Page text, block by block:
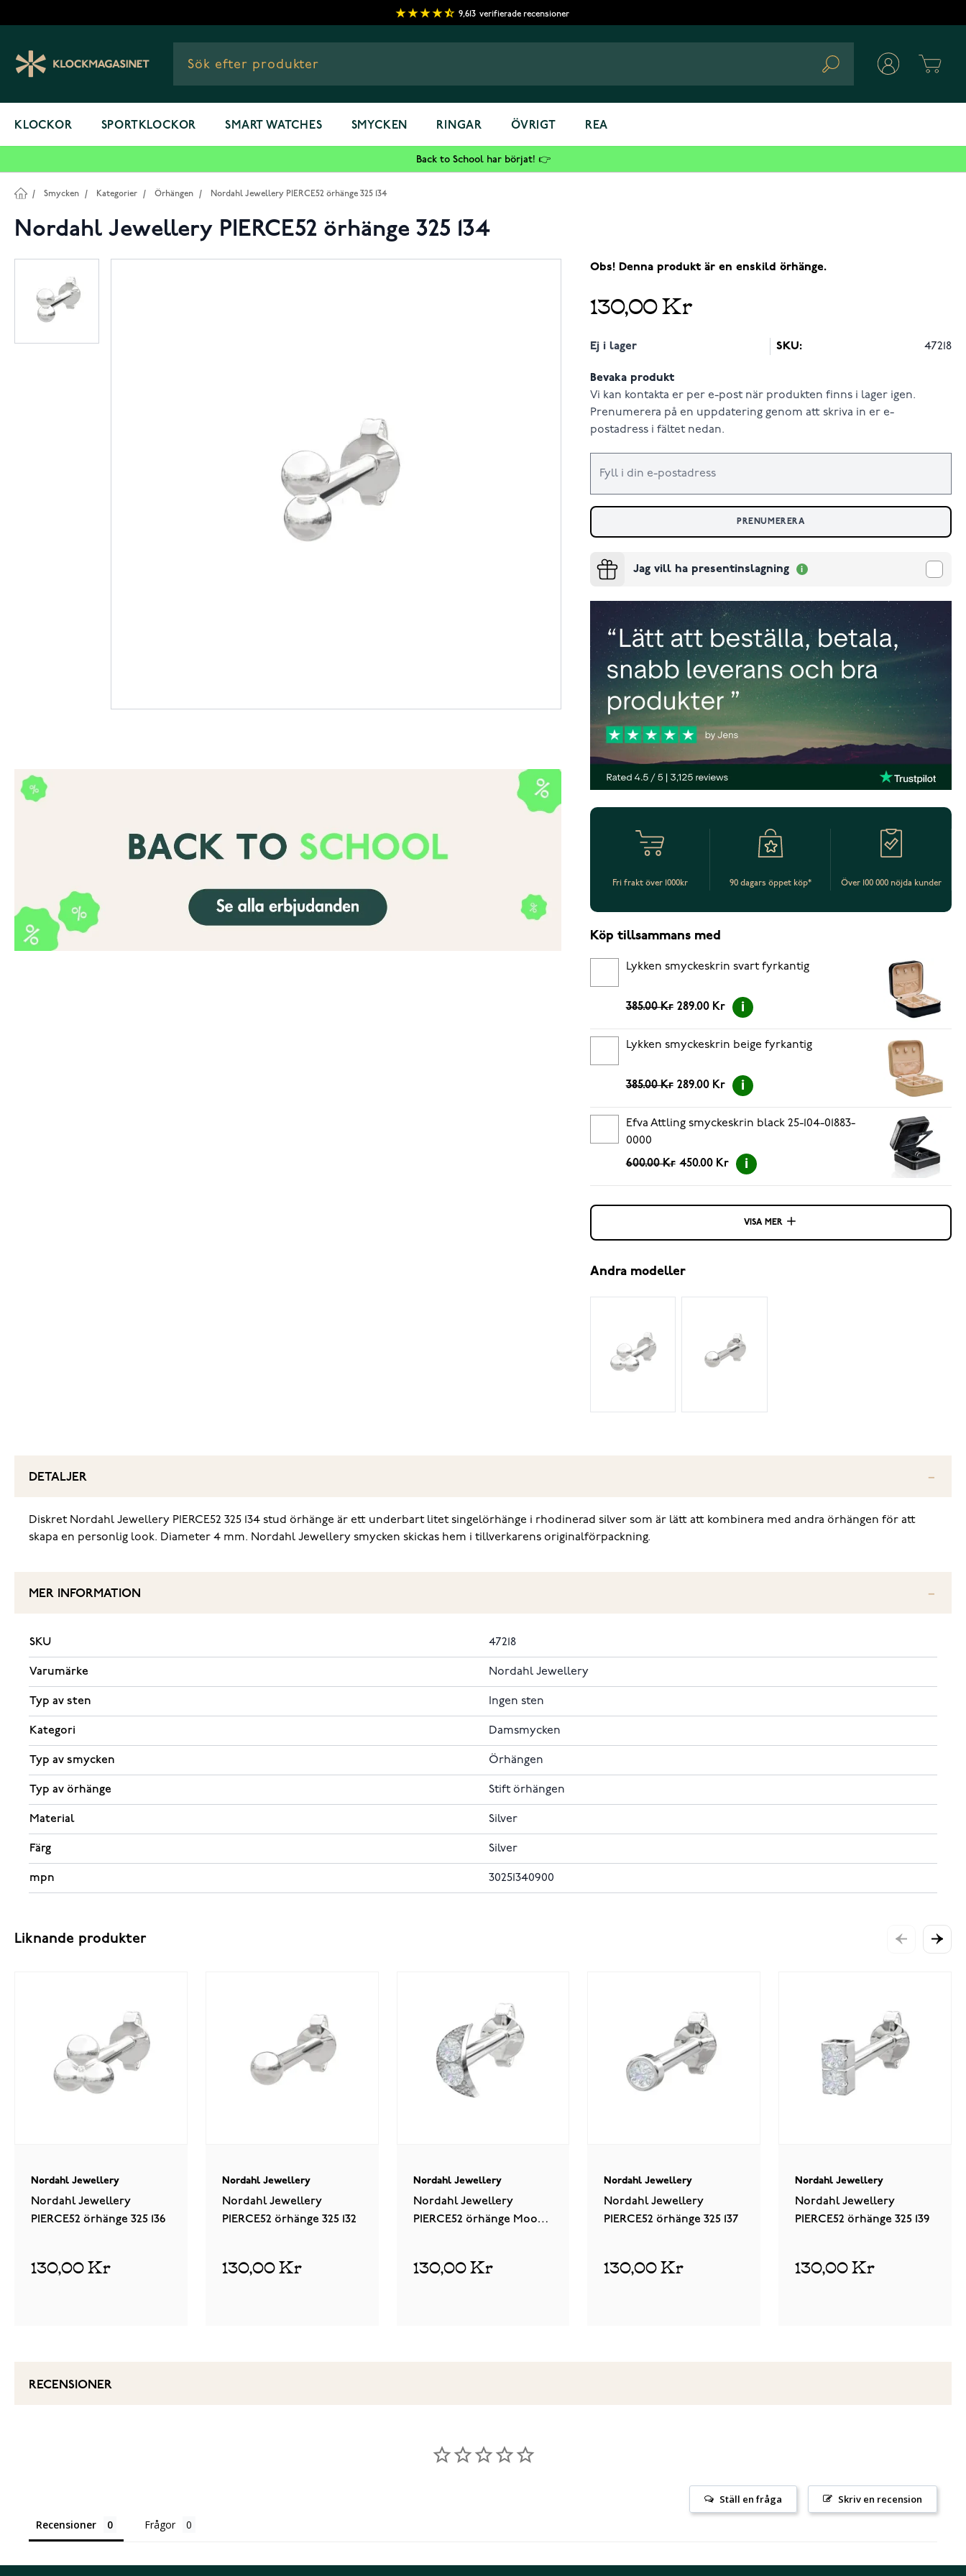
9,613 verifierade recensioner
Search
KLOCKOR SPORTKLOCKOR SMART WATCHES SMYCKEN RINGAR ÖVRIGT REA
Back to School har börjat! 👉
/ Smycken / Kategorier / Örhängen / Nordahl Jewellery PIERCE52 örhänge 325 134
Nordahl Jewellery PIERCE52 örhänge 325 134
Obs! Denna produkt är en enskild örhänge.
130,00 Kr
Ej i lager SKU: 47218
Bevaka produkt
Vi kan kontakta er per e-post när produkten finns i lager igen.
Prenumerera på en uppdatering genom att skriva in er e-
postadress i fältet nedan.
PRENUMERERA
Jag vill ha presentinslagning
Fri frakt över 1000kr 90 dagars öppet köp* Över 100 000 nöjda kunder
Köp tillsammans med
Lykken smyckeskrin svart fyrkantig
385.00 Kr 289.00 Kr
Lykken smyckeskrin beige fyrkantig
385.00 Kr 289.00 Kr
Efva Attling smyckeskrin black 25-104-01883-
0000
600.00 Kr 450.00 Kr
VISA MER
Andra modeller
DETALJER
Diskret Nordahl Jewellery PIERCE52 325 134 stud örhänge är ett underbart litet singelörhänge i rhodinerad silver som är lätt att kombinera med andra örhängen för att
skapa en personlig look. Diameter 4 mm. Nordahl Jewellery smycken skickas hem i tillverkarens originalförpackning.
MER INFORMATION
SKU 47218
Varumärke Nordahl Jewellery
Typ av sten Ingen sten
Kategori Damsmycken
Typ av smycken Örhängen
Typ av örhänge Stift örhängen
Material Silver
Färg Silver
mpn 30251340900
Liknande produkter
Nordahl Jewellery
Nordahl Jewellery
PIERCE52 örhänge 325 136
130,00 Kr
Nordahl Jewellery
Nordahl Jewellery
PIERCE52 örhänge 325 132
130,00 Kr
Nordahl Jewellery
Nordahl Jewellery
PIERCE52 örhänge Moon
130,00 Kr
Nordahl Jewellery
Nordahl Jewellery
PIERCE52 örhänge 325 137
130,00 Kr
Nordahl Jewellery
Nordahl Jewellery
PIERCE52 örhänge 325 139
130,00 Kr
RECENSIONER
Skriv en recension
Ställ en fråga
Recensioner Frågor